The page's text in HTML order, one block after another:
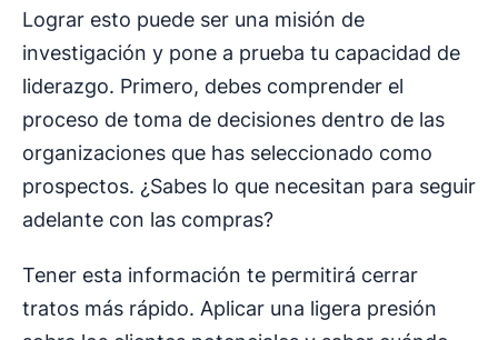
Lograr esto puede ser una misión de
investigación y pone a prueba tu capacidad de
liderazgo. Primero, debes comprender el
proceso de toma de decisiones dentro de las
organizaciones que has seleccionado como
prospectos. ¿Sabes lo que necesitan para seguir
adelante con las compras?
Tener esta información te permitirá cerrar
tratos más rápido. Aplicar una ligera presión